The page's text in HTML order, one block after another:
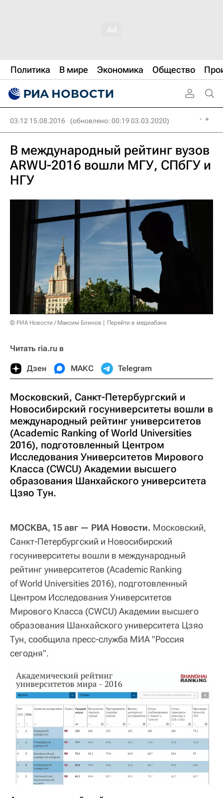
Политика В мире Экономика Общество
03:12 15.08.2016 (обновлено: 00:19 03.03.2020)
В международный рейтинг вузов
ARWU-2016 вошли МГУ, СПбГУ и
НГУ
© РИА Новости / Максим Блинов Перейти в медиабанк
Читать ria.ru в
Дзен МАКС Telegram
Московский, Санкт-Петербургский и
Новосибирский госуниверситеты вошли в
международный рейтинг университетов
(Academic Ranking of World Universities
2016), подготовленный Центром
Исследования Университетов Мирового
Класса (CWCU) Академии высшего
образования Шанхайского университета
Цзяо Тун.
МОСКВА, 15 авг — РИА Новости. Московский,
Санкт-Петербургский и Новосибирский
госуниверситеты вошли в международный
рейтинг университетов (Academic Ranking
of World Universities 2016), подготовленный
Центром Исследования Университетов
Мирового Класса (CWCU) Академии высшего
образования Шанхайского университета Цзяо
Тун, сообщила пресс-служба МИА "Россия
сегодня".